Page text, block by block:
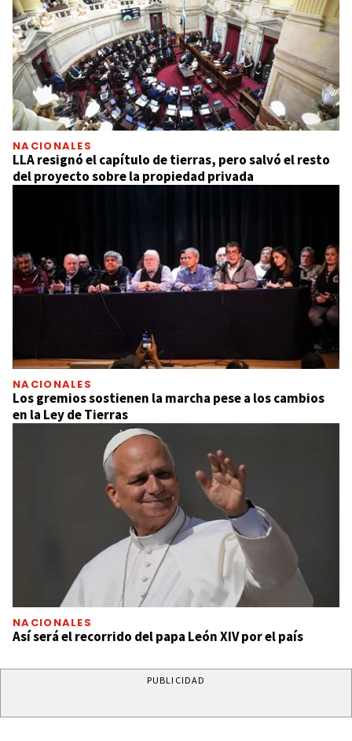
NACIONALES
LLA resignó el capítulo de tierras, pero salvó el resto
del proyecto sobre la propiedad privada
NACIONALES
Los gremios sostienen la marcha pese a los cambios
en la Ley de Tierras
NACIONALES
Así será el recorrido del papa León XIV por el país
PUBLICIDAD